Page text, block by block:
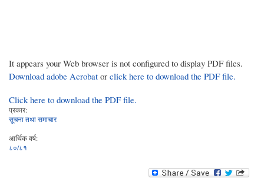
It appears your Web browser is not configured to display PDF files.
Download adobe Acrobat or click here to download the PDF file.
Click here to download the PDF file.
प्रकार:
सूचना तथा समाचार
आर्थिक वर्ष:
८०/८१